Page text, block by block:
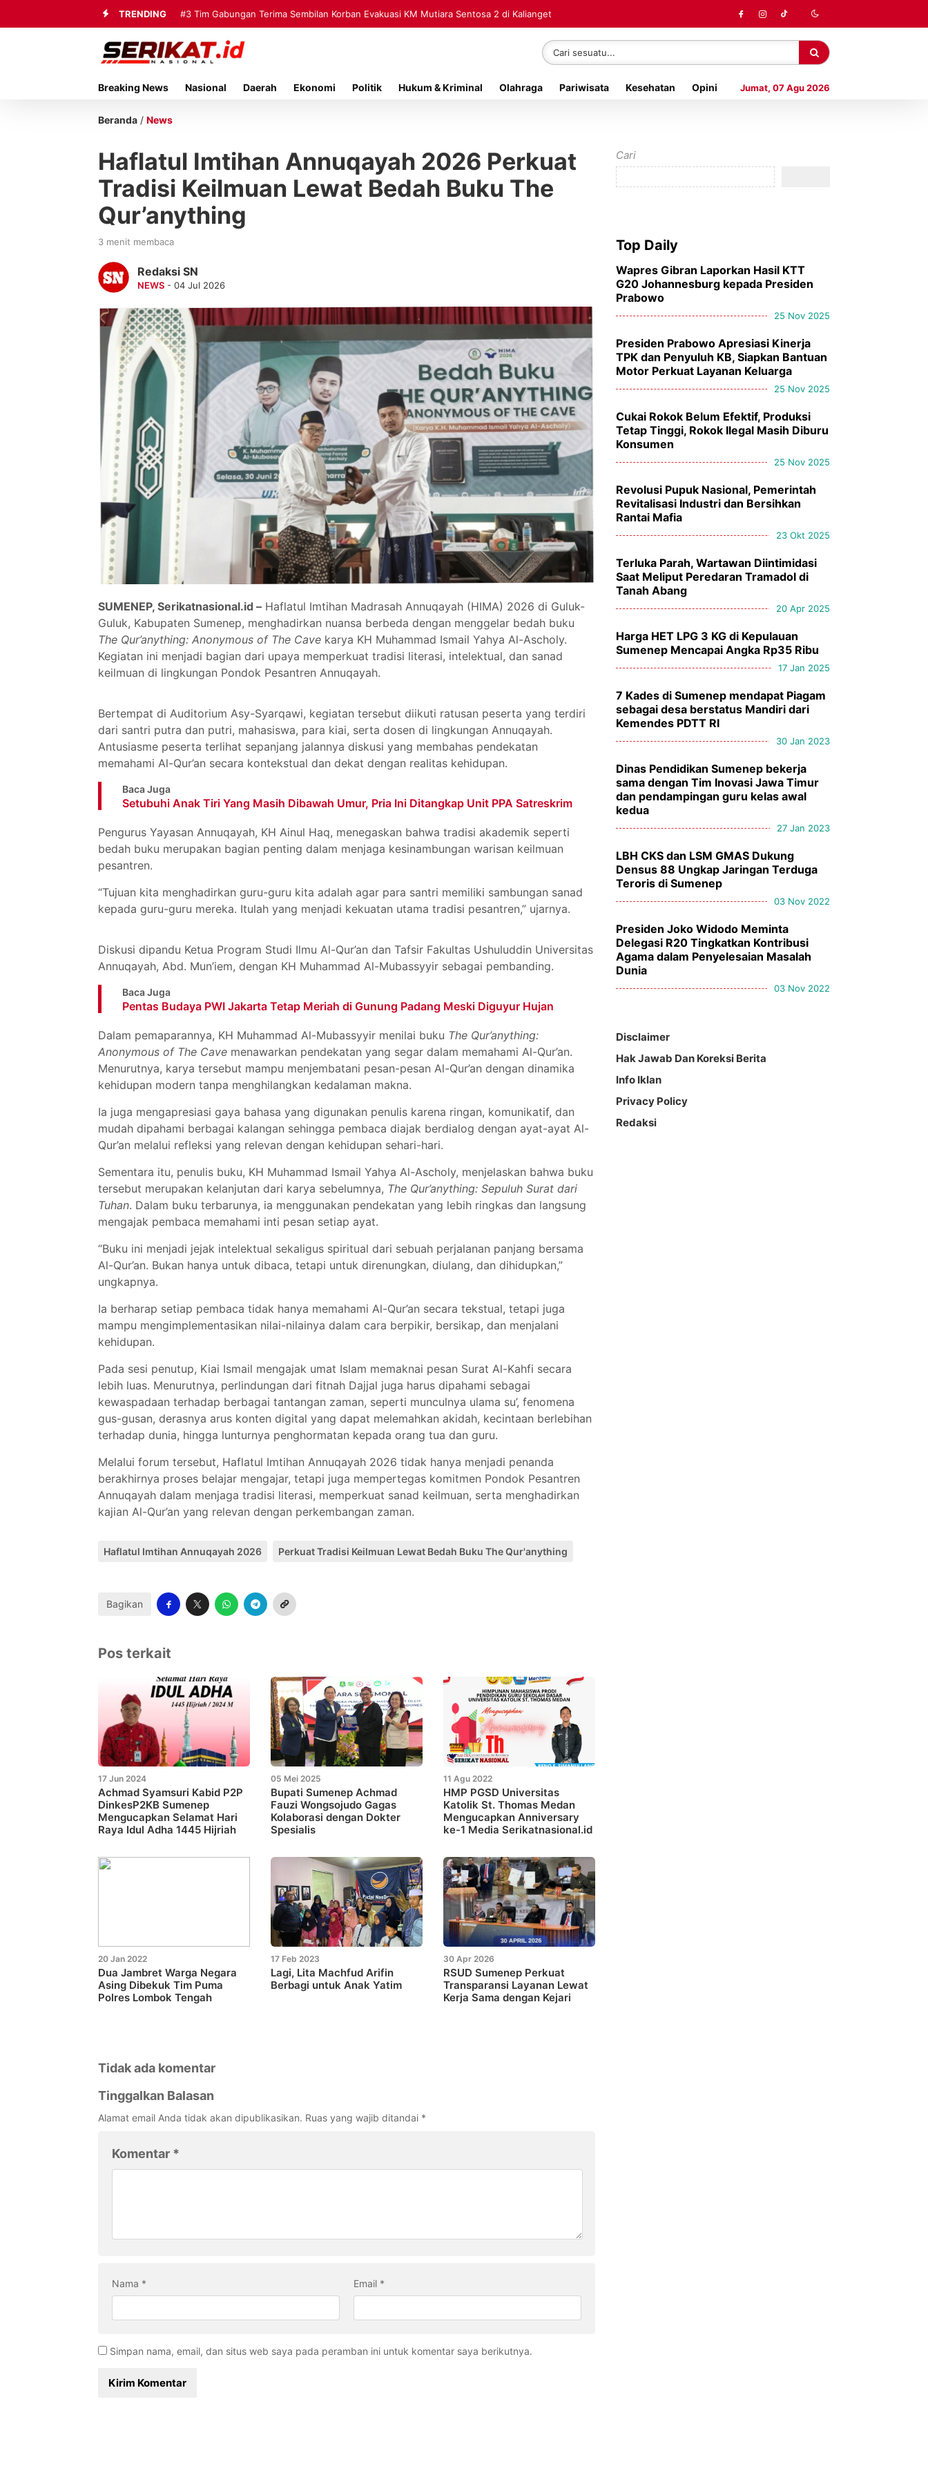
TRENDING #3 Tim Gabungan Terima Sembilan Korban Evakuasi KM Mutiara Sentosa 2 di Kalianget
Breaking News Nasional Daerah Ekonomi Politik Hukum & Kriminal Olahraga Pariwisata Kesehatan Opini Jumat, 07 Agu 2026
Beranda / News
Haflatul Imtihan Annuqayah 2026 Perkuat
Tradisi Keilmuan Lewat Bedah Buku The
Qur’anything
3 menit membaca
Redaksi SN
NEWS - 04 Jul 2026
SUMENEP, Serikatnasional.id – Haflatul Imtihan Madrasah Annuqayah (HIMA) 2026 di Guluk-
Guluk, Kabupaten Sumenep, menghadirkan nuansa berbeda dengan menggelar bedah buku
The Qur’anything: Anonymous of The Cave karya KH Muhammad Ismail Yahya Al-Ascholy.
Kegiatan ini menjadi bagian dari upaya memperkuat tradisi literasi, intelektual, dan sanad
keilmuan di lingkungan Pondok Pesantren Annuqayah.
Bertempat di Auditorium Asy-Syarqawi, kegiatan tersebut diikuti ratusan peserta yang terdiri
dari santri putra dan putri, mahasiswa, para kiai, serta dosen di lingkungan Annuqayah.
Antusiasme peserta terlihat sepanjang jalannya diskusi yang membahas pendekatan
memahami Al-Qur’an secara kontekstual dan dekat dengan realitas kehidupan.
Baca Juga
Setubuhi Anak Tiri Yang Masih Dibawah Umur, Pria Ini Ditangkap Unit PPA Satreskrim
Pengurus Yayasan Annuqayah, KH Ainul Haq, menegaskan bahwa tradisi akademik seperti
bedah buku merupakan bagian penting dalam menjaga kesinambungan warisan keilmuan
pesantren.
“Tujuan kita menghadirkan guru-guru kita adalah agar para santri memiliki sambungan sanad
kepada guru-guru mereka. Itulah yang menjadi kekuatan utama tradisi pesantren,” ujarnya.
Diskusi dipandu Ketua Program Studi Ilmu Al-Qur’an dan Tafsir Fakultas Ushuluddin Universitas
Annuqayah, Abd. Mun’iem, dengan KH Muhammad Al-Mubassyyir sebagai pembanding.
Baca Juga
Pentas Budaya PWI Jakarta Tetap Meriah di Gunung Padang Meski Diguyur Hujan
Dalam pemaparannya, KH Muhammad Al-Mubassyyir menilai buku The Qur’anything:
Anonymous of The Cave menawarkan pendekatan yang segar dalam memahami Al-Qur’an.
Menurutnya, karya tersebut mampu menjembatani pesan-pesan Al-Qur’an dengan dinamika
kehidupan modern tanpa menghilangkan kedalaman makna.
Ia juga mengapresiasi gaya bahasa yang digunakan penulis karena ringan, komunikatif, dan
mudah dipahami berbagai kalangan sehingga pembaca diajak berdialog dengan ayat-ayat Al-
Qur’an melalui refleksi yang relevan dengan kehidupan sehari-hari.
Sementara itu, penulis buku, KH Muhammad Ismail Yahya Al-Ascholy, menjelaskan bahwa buku
tersebut merupakan kelanjutan dari karya sebelumnya, The Qur’anything: Sepuluh Surat dari
Tuhan. Dalam buku terbarunya, ia menggunakan pendekatan yang lebih ringkas dan langsung
mengajak pembaca memahami inti pesan setiap ayat.
“Buku ini menjadi jejak intelektual sekaligus spiritual dari sebuah perjalanan panjang bersama
Al-Qur’an. Bukan hanya untuk dibaca, tetapi untuk direnungkan, diulang, dan dihidupkan,”
ungkapnya.
Ia berharap setiap pembaca tidak hanya memahami Al-Qur’an secara tekstual, tetapi juga
mampu mengimplementasikan nilai-nilainya dalam cara berpikir, bersikap, dan menjalani
kehidupan.
Pada sesi penutup, Kiai Ismail mengajak umat Islam memaknai pesan Surat Al-Kahfi secara
lebih luas. Menurutnya, perlindungan dari fitnah Dajjal juga harus dipahami sebagai
kewaspadaan terhadap berbagai tantangan zaman, seperti munculnya ulama su’, fenomena
gus-gusan, derasnya arus konten digital yang dapat melemahkan akidah, kecintaan berlebihan
terhadap dunia, hingga lunturnya penghormatan kepada orang tua dan guru.
Melalui forum tersebut, Haflatul Imtihan Annuqayah 2026 tidak hanya menjadi penanda
berakhirnya proses belajar mengajar, tetapi juga mempertegas komitmen Pondok Pesantren
Annuqayah dalam menjaga tradisi literasi, memperkuat sanad keilmuan, serta menghadirkan
kajian Al-Qur’an yang relevan dengan perkembangan zaman.
Haflatul Imtihan Annuqayah 2026 Perkuat Tradisi Keilmuan Lewat Bedah Buku The Qur'anything
Bagikan
Pos terkait
17 Jun 2024
Achmad Syamsuri Kabid P2P
DinkesP2KB Sumenep
Mengucapkan Selamat Hari
Raya Idul Adha 1445 Hijriah
05 Mei 2025
Bupati Sumenep Achmad
Fauzi Wongsojudo Gagas
Kolaborasi dengan Dokter
Spesialis
11 Agu 2022
HMP PGSD Universitas
Katolik St. Thomas Medan
Mengucapkan Anniversary
ke-1 Media Serikatnasional.id
20 Jan 2022
Dua Jambret Warga Negara
Asing Dibekuk Tim Puma
Polres Lombok Tengah
17 Feb 2023
Lagi, Lita Machfud Arifin
Berbagi untuk Anak Yatim
30 Apr 2026
RSUD Sumenep Perkuat
Transparansi Layanan Lewat
Kerja Sama dengan Kejari
Tidak ada komentar
Tinggalkan Balasan
Alamat email Anda tidak akan dipublikasikan. Ruas yang wajib ditandai *
Komentar *
Nama * Email *
Simpan nama, email, dan situs web saya pada peramban ini untuk komentar saya berikutnya.
Cari
Top Daily
Wapres Gibran Laporkan Hasil KTT
G20 Johannesburg kepada Presiden
Prabowo
25 Nov 2025
Presiden Prabowo Apresiasi Kinerja
TPK dan Penyuluh KB, Siapkan Bantuan
Motor Perkuat Layanan Keluarga
25 Nov 2025
Cukai Rokok Belum Efektif, Produksi
Tetap Tinggi, Rokok Ilegal Masih Diburu
Konsumen
25 Nov 2025
Revolusi Pupuk Nasional, Pemerintah
Revitalisasi Industri dan Bersihkan
Rantai Mafia
23 Okt 2025
Terluka Parah, Wartawan Diintimidasi
Saat Meliput Peredaran Tramadol di
Tanah Abang
20 Apr 2025
Harga HET LPG 3 KG di Kepulauan
Sumenep Mencapai Angka Rp35 Ribu
17 Jan 2025
7 Kades di Sumenep mendapat Piagam
sebagai desa berstatus Mandiri dari
Kemendes PDTT RI
30 Jan 2023
Dinas Pendidikan Sumenep bekerja
sama dengan Tim Inovasi Jawa Timur
dan pendampingan guru kelas awal
kedua
27 Jan 2023
LBH CKS dan LSM GMAS Dukung
Densus 88 Ungkap Jaringan Terduga
Teroris di Sumenep
03 Nov 2022
Presiden Joko Widodo Meminta
Delegasi R20 Tingkatkan Kontribusi
Agama dalam Penyelesaian Masalah
Dunia
03 Nov 2022
Disclaimer
Hak Jawab Dan Koreksi Berita
Info Iklan
Privacy Policy
Redaksi